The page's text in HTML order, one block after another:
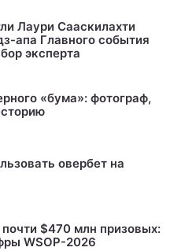
Лаури Сааскилахти
апа Главного события
эксперта
«бума»: фотограф,
овербет на
$470 млн призовых:
WSOP-2026